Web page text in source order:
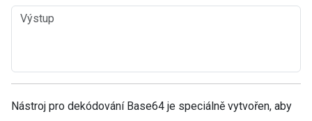
Nástroj pro dekódování Base64 je speciálně vytvořen, aby